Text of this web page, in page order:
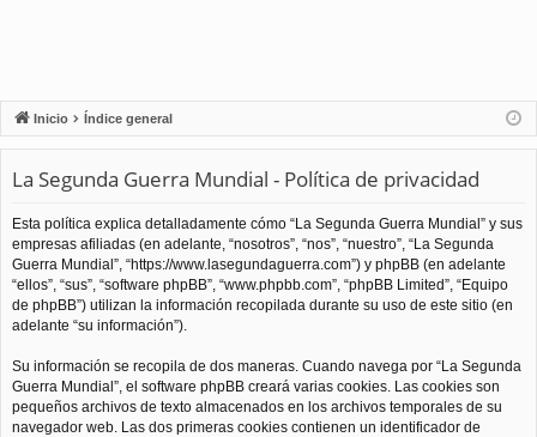
Inicio Índice general
La Segunda Guerra Mundial - Política de privacidad
Esta política explica detalladamente cómo “La Segunda Guerra Mundial” y sus
empresas afiliadas (en adelante, “nosotros”, “nos”, “nuestro”, “La Segunda
Guerra Mundial”, “https://www.lasegundaguerra.com”) y phpBB (en adelante
“ellos”, “sus”, “software phpBB”, “www.phpbb.com”, “phpBB Limited”, “Equipo
de phpBB”) utilizan la información recopilada durante su uso de este sitio (en
adelante “su información”).
Su información se recopila de dos maneras. Cuando navega por “La Segunda
Guerra Mundial”, el software phpBB creará varias cookies. Las cookies son
pequeños archivos de texto almacenados en los archivos temporales de su
navegador web. Las dos primeras cookies contienen un identificador de